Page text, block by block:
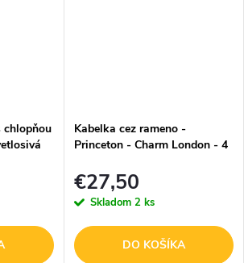
chlopňou
Kabelka cez rameno -
Princeton - Charm London - 4
€27,50
Skladom 2 ks
DO KOŠÍKA